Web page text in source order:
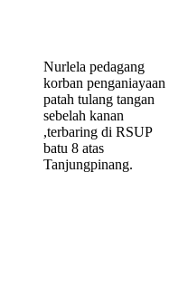
Nurlela pedagang
korban penganiayaan
patah tulang tangan
sebelah kanan
,terbaring di RSUP
batu 8 atas
Tanjungpinang.